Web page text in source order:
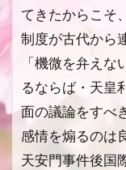
てきたからこそ
制度が古代から
「機微を弁え
るならば・天皇
面の議論をすべ
感情を煽るのは
天安門事件後国